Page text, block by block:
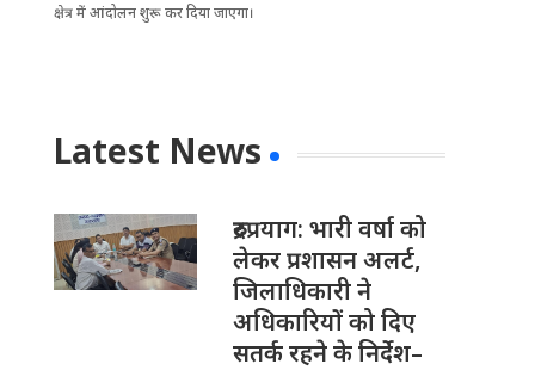
क्षेत्र में आंदोलन शुरू कर दिया जाएगा।
Latest News
रुद्रप्रयाग: भारी वर्षा को
लेकर प्रशासन अलर्ट,
जिलाधिकारी ने
अधिकारियों को दिए
सतर्क रहने के निर्देश–